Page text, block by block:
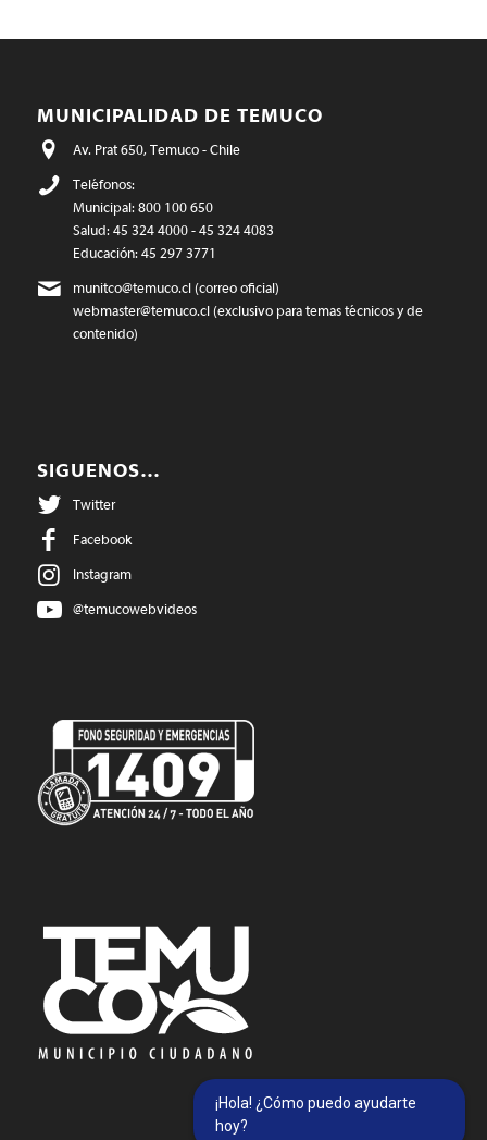
MUNICIPALIDAD DE TEMUCO
Av. Prat 650, Temuco - Chile
Teléfonos:
Municipal: 800 100 650
Salud: 45 324 4000 - 45 324 4083
Educación: 45 297 3771
munitco@temuco.cl(correo oficial)
webmaster@temuco.cl(exclusivo para temas técnicos y de
contenido)
SIGUENOS…
Twitter
Facebook
Instagram
@temucowebvideos
¡Hola! ¿Cómo puedo ayudarte
hoy?